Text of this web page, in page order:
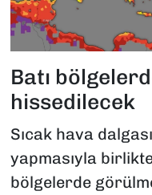
Batı
hissedilecek
Sıcak hava
yapmasıyla
bölgelerde